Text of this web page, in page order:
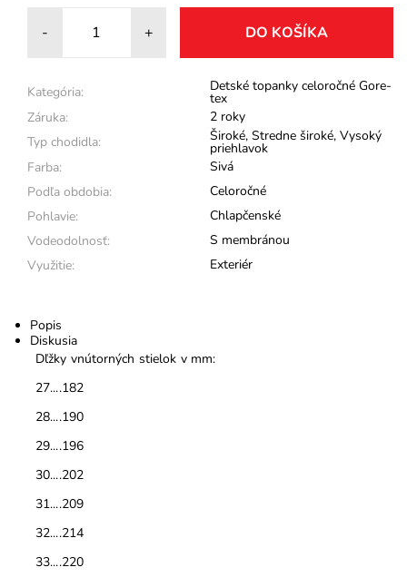
- +
Kategória: Detské topanky celoročné Gore-
tex
Záruka:
2 roky
Typ chodidla:
Široké, Stredne široké, Vysoký
priehlavok
Farba:
Sivá
Podľa obdobia:
Celoročné
Pohlavie:
Chlapčenské
Vodeodolnosť:
S membránou
Využitie:
Exteriér
Popis
Diskusia
Dľžky vnútorných stielok v mm:
27....182
28....190
29....196
30....202
31....209
32....214
33....220